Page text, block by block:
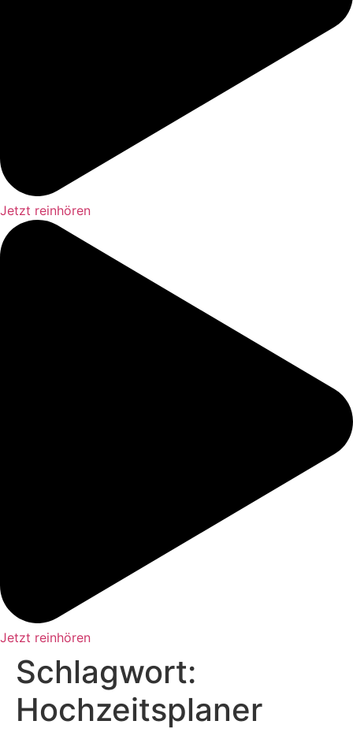
Jetzt reinhören
Jetzt reinhören
Schlagwort:
Hochzeitsplaner